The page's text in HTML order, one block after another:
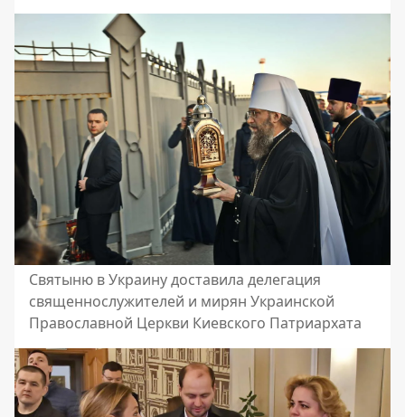
Святыню в Украину доставила делегация
священнослужителей и мирян Украинской
Православной Церкви Киевского Патриархата